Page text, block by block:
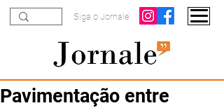
Siga o Jornale
Pavimentação entre